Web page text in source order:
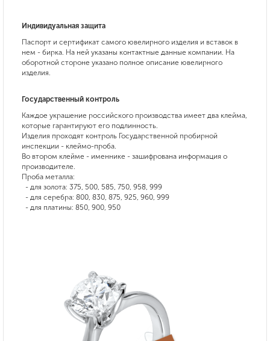
Индивидуальная защита
Паспорт и сертификат самого ювелирного изделия и вставок в
нем - бирка. На ней указаны контактные данные компании. На
оборотной стороне указано полное описание ювелирного
изделия.
Государственный контроль
Каждое украшение российского производства имеет два клейма,
которые гарантируют его подлинность.
Изделия проходят контроль Государственной пробирной
инспекции - клеймо-проба.
Во втором клейме - именнике - зашифрована информация о
производителе.
Проба металла:
- для золота: 375, 500, 585, 750, 958, 999
- для серебра: 800, 830, 875, 925, 960, 999
- для платины: 850, 900, 950